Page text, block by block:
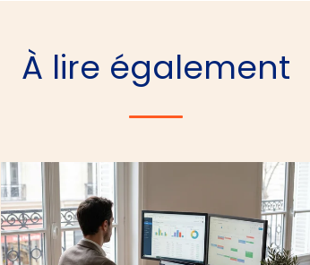
À lire également